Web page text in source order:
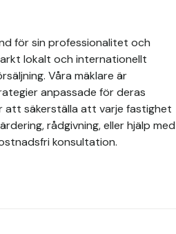
för sin professionalitet och
lokalt och internationellt
Våra mäklare är
anpassade för deras
att säkerställa att varje fastighet
rådgivning, eller hjälp med
konsultation.